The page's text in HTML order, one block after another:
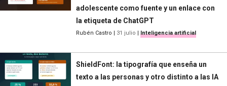
adolescente como fuente y un enlace con
la etiqueta de ChatGPT
Rubén Castro | 31 julio | Inteligencia artificial
ShieldFont: la tipografía que enseña un
texto a las personas y otro distinto a las IA